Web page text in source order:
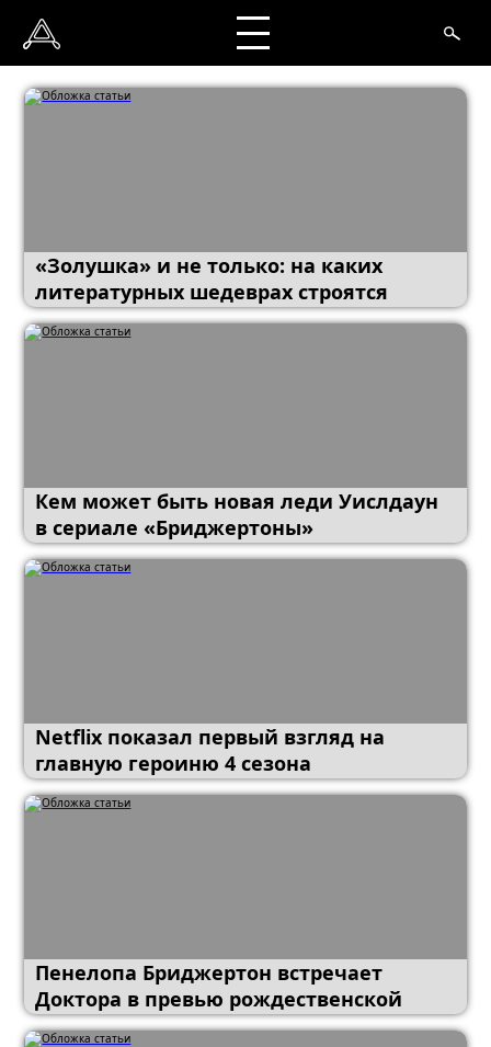
«Золушка» и не только: на каких
литературных шедеврах строятся
сезоны «Бриджертонов»
Кем может быть новая леди Уислдаун
в сериале «Бриджертоны»
Netflix показал первый взгляд на
главную героиню 4 сезона
«Бриджертонов»
Пенелопа Бриджертон встречает
Доктора в превью рождественской
серии «Доктор Кто»